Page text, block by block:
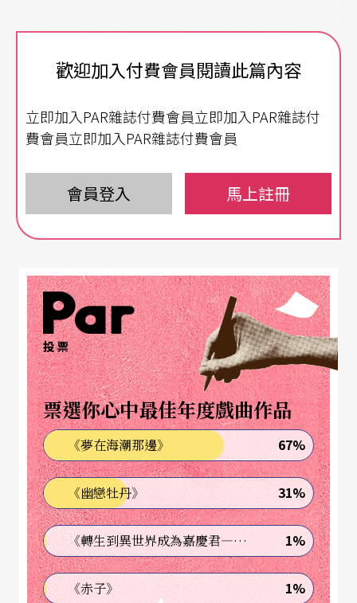
普雷特涅夫無疑是近年來中生代音樂家中最具智
慧、富使命感與最有深層音樂造詣的一位，他不僅
的是他有著眞誠面對自我的藝術家精神。
「每場音樂會對我來說都算是一次的『學習』，幾
乎是一種『審判』。我總是試著去改進，有時我會
意』，因為對我來說，『滿意』是不存在的。『學
習』算是比較適當的字眼，我從『我自己』學習，
因為假使埋藏在自我中有一些『虛謊』的可能性，
那麼，問題就必須在於如何去揭掀它！」（註1 ）
如果說每場音樂會都是一次「學習」的機會，那麼
普雷特涅夫眞是少數能有幸擁有如此大量「學習機
會」的音樂家，而這也正是一位「眞正」職業演奏
家成型最重要的基石。
「每位藝術家都面臨著如何能夠在某個時刻，處於
最佳狀態的問題；只要我愈能迅速忘卻所有在舞台
上拘泥的形式，就能夠讓自己儘早融入『奏樂』的
歡迎加入付費會員閱讀此篇內容
立即加入PAR雜誌付費會員立即加入PAR雜誌付
費會員立即加入PAR雜誌付費會員
會員登入 馬上註冊
投票
票選你心中最佳年度戲曲作品
《夢在海潮那邊》 67%
《幽戀牡丹》 31%
《轉生到異世界成為嘉慶君—發現我的祖先是詐騙集團!?》 1%
《赤子》 1%